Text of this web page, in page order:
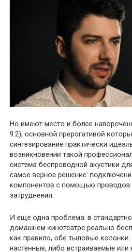
Но имеют место и более
9.2), основной прерогативой
синтезирование практически
возникновении такой
система беспроводной акустики
самое верное решение:
компонентов с помощью
затруднения.
И ещё одна проблема: в
домашнем кинотеатре реально
как правило, обе тыловые
настенные, либо встраиваемые или